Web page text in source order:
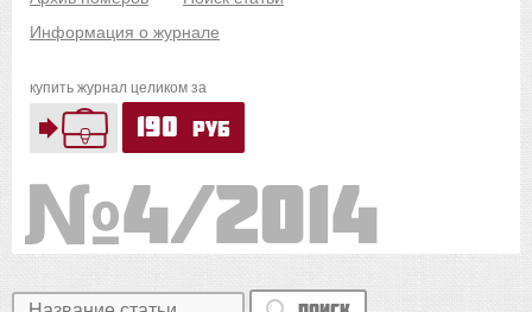
Информация о журнале
купить журнал целиком за
190 руб
4/2014